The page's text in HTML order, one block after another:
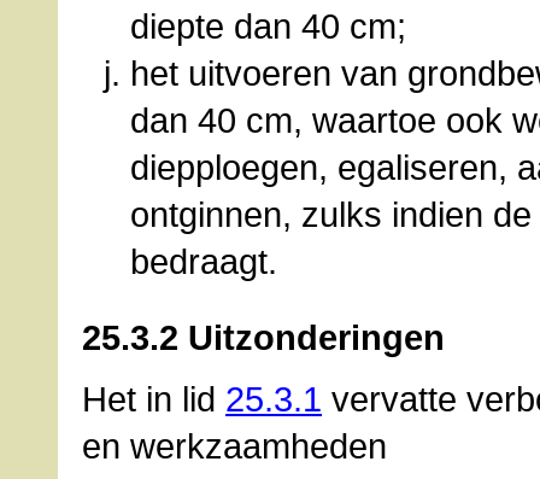
diepte dan 40 cm;
het uitvoeren van
dan 40 cm, waartoe ook
diepploegen, egaliseren,
ontginnen, zulks indien
bedraagt.
25.3.2 Uitzonderingen
Het in lid 25.3.1 vervatte
en werkzaamheden